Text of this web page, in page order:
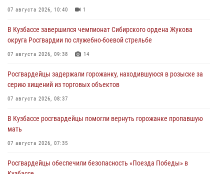
07 августа 2026, 10:40 1
В Кузбассе завершился чемпионат Сибирского ордена Жукова
округа Росгвардии по служебно-боевой стрельбе
07 августа 2026, 09:38 14
Росгвардейцы задержали горожанку, находившуюся в розыске за
серию хищений из торговых объектов
07 августа 2026, 08:37
В Кузбассе росгвардейцы помогли вернуть горожанке пропавшую
мать
07 августа 2026, 07:35
Росгвардейцы обеспечили безопасность «Поезда Победы» в